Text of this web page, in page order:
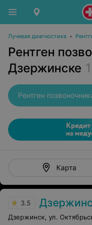
Лучевая диагностика •
Рентген
Дзержинске 1
Рентген
Карта
3.5 Дзержинская
Дзержинск, ул.